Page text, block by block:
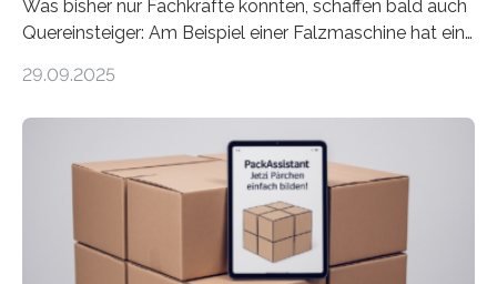
Was bisher nur Fachkräfte konnten, schaffen bald auch
Quereinsteiger: Am Beispiel einer Falzmaschine hat ein
Mensch-Maschine-Schnittstelle so sehr vereinfacht,
Die zugrunde liegende Methodik lässt sich auf alle
anderen Maschinen übertragen. Eine Falzmaschine
umzurüsten ist ein Job für echte Profis. Eine solche
Maschine faltet in Druckereien Broschüren, Prospekte,
Landkarten und vieles mehr – mehrere Zehntausend
Exemplare pro Stunde. Je nach Maschinentyp und
29.09.2025